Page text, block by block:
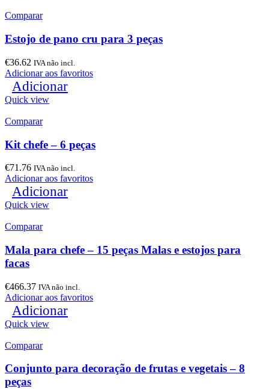
Comparar
Estojo de pano cru para 3 peças
€36.62 IVA não incl.
Adicionar aos favoritos
Adicionar
Quick view
Comparar
Kit chefe – 6 peças
€71.76 IVA não incl.
Adicionar aos favoritos
Adicionar
Quick view
Comparar
Mala para chefe – 15 peças Malas e estojos para
facas
€466.37 IVA não incl.
Adicionar aos favoritos
Adicionar
Quick view
Comparar
Conjunto para decoração de frutas e vegetais – 8
peças